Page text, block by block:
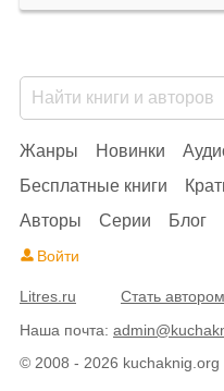
© 2008 - 2026 kuchaknig.org
Жанры Новинки
Бесплатные книги
Авторы
Серии Блог
Войти
Litres.ru Стать автором
Наша почта: